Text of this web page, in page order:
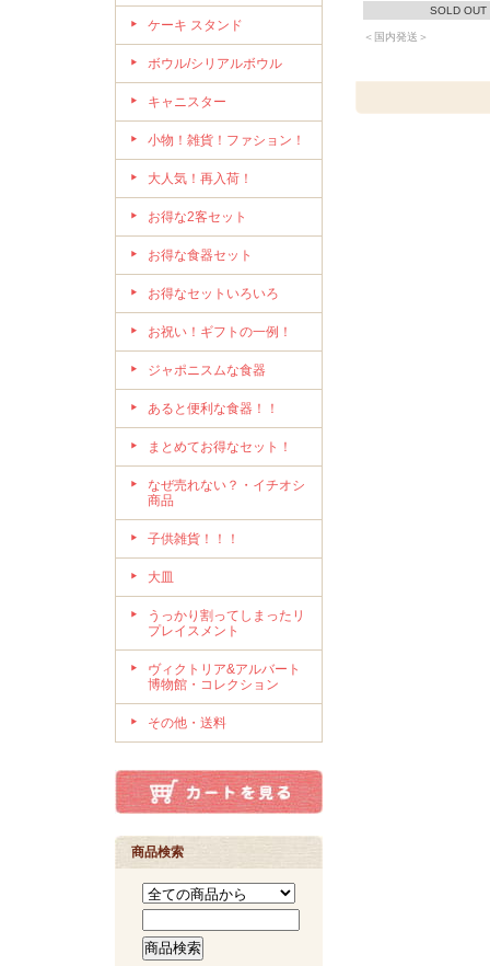
ケーキ スタンド
ボウル/シリアルボウル
キャニスター
小物！雑貨！ファション！
大人気！再入荷！
お得な2客セット
お得な食器セット
お得なセットいろいろ
お祝い！ギフトの一例！
ジャポニスムな食器
あると便利な食器！！
まとめてお得なセット！
なぜ売れない？・イチオシ
商品
子供雑貨！！！
大皿
うっかり割ってしまったリ
プレイスメント
ヴィクトリア&アルバート
博物館・コレクション
その他・送料
商品検索
SOLD OUT
＜国内発送＞